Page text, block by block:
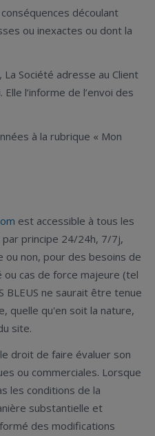
découlant
ou inexactes ou dont la
Société adresse au Client
l’informe de l’envoi des
à la rubrique « Mon
est accessible à tous les
principe 24/24h, 7/7j,
non, pour des besoins de
cas de force majeure (tel
BLEUS ne saurait être tenue
quelle qu'en soit la nature,
site.
droit de faire évaluer son
ou commerciales. Lorsque
les conditions de la
substantielle et
des modifications